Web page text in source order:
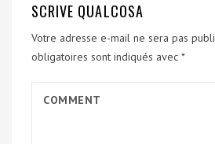
SCRIVE QUALCOSA
Votre adresse e-mail ne sera pas
obligatoires sont indiqués avec *